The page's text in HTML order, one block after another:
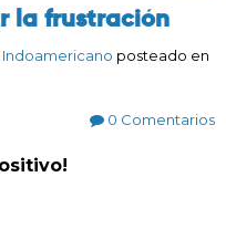
la frustración
posteado en
0 Comentarios